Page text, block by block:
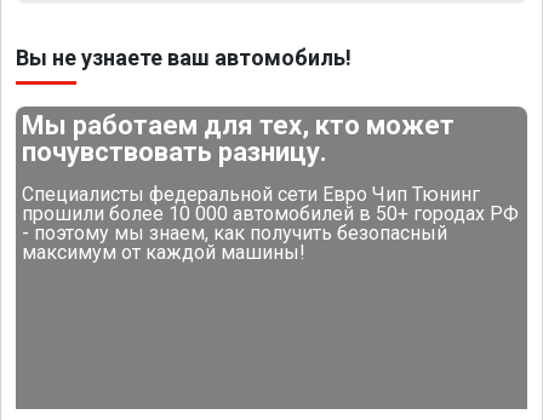
Вы не узнаете ваш автомобиль!
Мы работаем для тех, кто может
почувствовать разницу.
Специалисты федеральной сети Евро Чип Тюнинг
прошили более 10 000 автомобилей в 50+ городах РФ
- поэтому мы знаем, как получить безопасный
максимум от каждой машины!